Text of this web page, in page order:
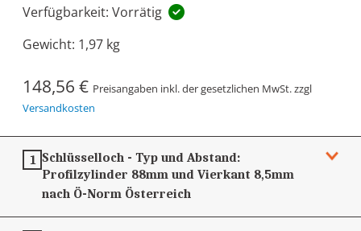
Verfügbarkeit: Vorrätig
Gewicht: 1,97 kg
148,56 € Preisangaben inkl. der gesetzlichen MwSt. zzgl
Versandkosten
1 Schlüsselloch - Typ und Abstand:
Profilzylinder 88mm und Vierkant 8,5mm
nach Ö-Norm Österreich